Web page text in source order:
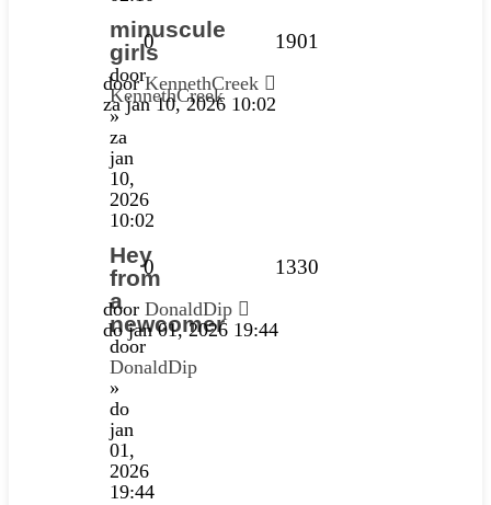
minuscule
girls
door
KennethCreek
»
za
jan
10,
2026
10:02
0 1901
doorKennethCreek
za jan 10, 2026 10:02
Hey
from
a
newcomer
door
DonaldDip
»
do
jan
01,
2026
19:44
0 1330
door DonaldDip
do jan 01, 2026 19:44